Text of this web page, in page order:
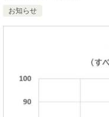
お知らせ